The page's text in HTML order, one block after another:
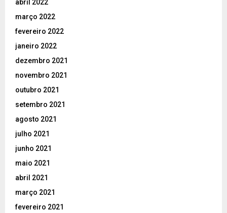
abril 2022
março 2022
fevereiro 2022
janeiro 2022
dezembro 2021
novembro 2021
outubro 2021
setembro 2021
agosto 2021
julho 2021
junho 2021
maio 2021
abril 2021
março 2021
fevereiro 2021